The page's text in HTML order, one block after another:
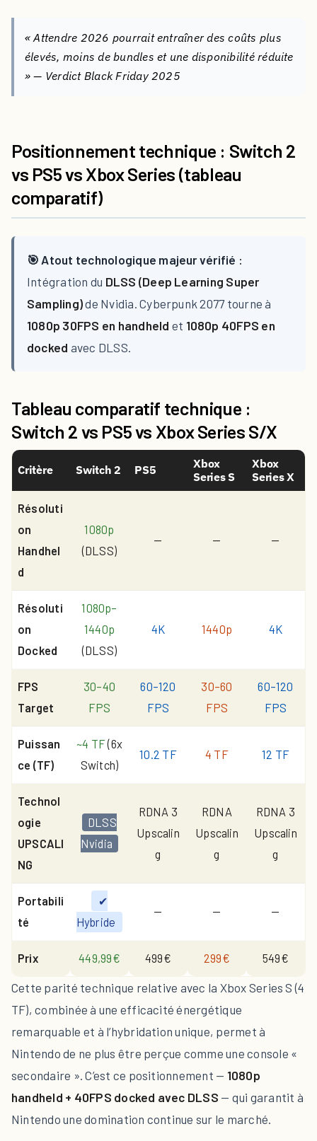
« Attendre 2026 pourrait entraîner des coûts plus
élevés, moins de bundles et une disponibilité réduite
» — Verdict Black Friday 2025
Positionnement technique : Switch 2
vs PS5 vs Xbox Series (tableau
comparatif)
🎯 Atout technologique majeur vérifié :
Intégration du DLSS (Deep Learning Super
Sampling)de Nvidia. Cyberpunk 2077 tourne à
1080p 30FPS en handheld et 1080p 40FPS en
docked avec DLSS.
Tableau comparatif technique :
Switch 2 vs PS5 vs Xbox Series S/X
Critère Switch 2 PS5
Xbox
Series S
Xbox
Series X
Résoluti
on
Handhel
d
1080p
(DLSS)
— — —
Résoluti
on
Docked
1080p–
1440p
(DLSS)
4K 1440p 4K
FPS
Target
30–40
FPS
60–120
FPS
30–60
FPS
60–120
FPS
Puissan
ce (TF)
~4 TF(6x
Switch)
10.2 TF 4 TF 12 TF
Technol
ogie
UPSCALI
NG
DLSS
Nvidia
RDNA 3
Upscalin
g
RDNA
Upscalin
g
RDNA 3
Upscalin
g
Portabili
té
✔
Hybride
— — —
Prix 449,99€ 499€ 299€ 549€
Cette parité technique relative avec la Xbox Series S (4
TF), combinée à une efficacité énergétique
remarquable et à l’hybridation unique, permet à
Nintendo de ne plus être perçue comme une console «
secondaire ». C’est ce positionnement — 1080p
handheld + 40FPS docked avec DLSS — qui garantit à
Nintendo une domination continue sur le marché.